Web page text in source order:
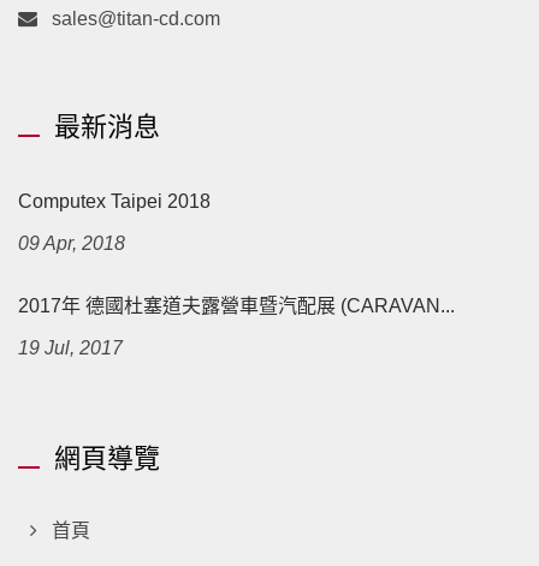
sales@titan-cd.com
最新消息
Computex Taipei 2018
09 Apr, 2018
2017年 德國杜塞道夫露營車暨汽配展 (CARAVAN...
19 Jul, 2017
網頁導覽
首頁